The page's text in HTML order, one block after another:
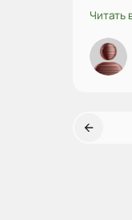
бы
Читать